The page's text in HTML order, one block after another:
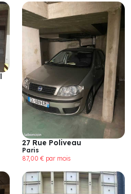
27 Rue Poliveau
Paris
87,00 € par mois